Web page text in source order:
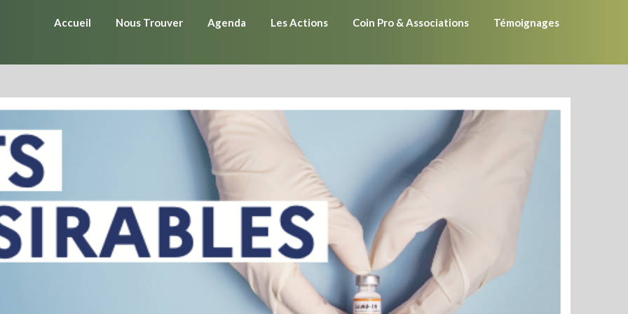
Accueil Nous Trouver Agenda Les Actions Coin Pro & Associations Témoignages